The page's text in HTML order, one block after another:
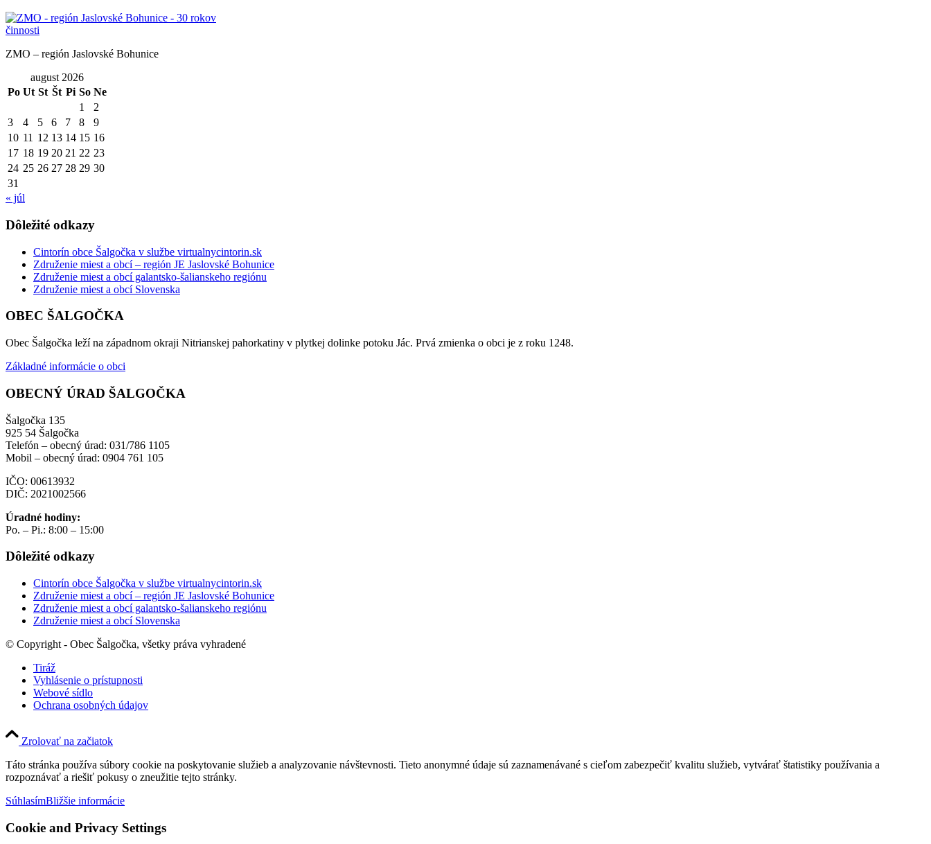
ZMO – región Jaslovské Bohunice
august 2026
Po Ut St Št Pi So Ne
1
2
3
4 5 6 7 8
9
10 11 12 13 14 15 16
17 18 19 20 21 22 23
24 25 26 27 28 29 30
31
« júl
Dôležité odkazy
Cintorín obce Šalgočka v službe virtualnycintorin.sk
Združenie miest a obcí – región JE Jaslovské Bohunice
Združenie miest a obcí galantsko-šalianskeho regiónu
Združenie miest a obcí Slovenska
OBEC ŠALGOČKA
Obec Šalgočka leží na západnom okraji Nitrianskej pahorkatiny v plytkej dolinke potoku Jác. Prvá zmienka o obci je z roku 1248.
Základné informácie o obci
OBECNÝ ÚRAD ŠALGOČKA
Šalgočka 135
925 54 Šalgočka
Telefón – obecný úrad: 031/786 1105
Mobil – obecný úrad: 0904 761 105
IČO: 00613932
DIČ: 2021002566
Úradné hodiny:
Po. – Pi.: 8:00 – 15:00
Dôležité odkazy
Cintorín obce Šalgočka v službe virtualnycintorin.sk
Združenie miest a obcí – región JE Jaslovské Bohunice
Združenie miest a obcí galantsko-šalianskeho regiónu
Združenie miest a obcí Slovenska
© Copyright - Obec Šalgočka, všetky práva vyhradené
Tiráž
Vyhlásenie o prístupnosti
Webové sídlo
Ochrana osobných údajov
Zrolovať na začiatok
Táto stránka používa súbory cookie na poskytovanie služieb a analyzovanie návštevnosti. Tieto anonymné údaje sú zaznamenávané s cieľom zabezpečiť kvalitu služieb, vytvárať štatistiky používania a
rozpoznávať a riešiť pokusy o zneužitie tejto stránky.
SúhlasímBližšie informácie
Cookie and Privacy Settings